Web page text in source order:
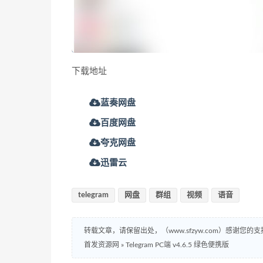
下载地址
蓝奏网盘
百度网盘
夸克网盘
迅雷云
telegram 网盘 群组 视频 语音
转载文章，请保留出处，（www.sfzyw.com）感谢您的支
首发资源网 » Telegram PC端 v4.6.5 绿色便携版